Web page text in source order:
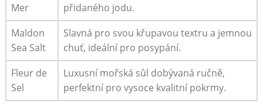
Mer
přidaného jodu.
Maldon
Sea Salt
Slavná pro svou křupavou textru a jemnou
chuť, ideální pro posypání.
Fleur de
Sel
Luxusní mořská sůl dobývaná ručně,
perfektní pro vysoce kvalitní pokrmy.